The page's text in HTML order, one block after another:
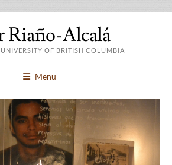
Riaño-Alcalá
UNIVERSITY OF BRITISH COLUMBIA
Menu